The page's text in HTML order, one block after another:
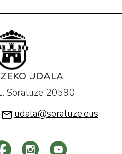
UDALA
Soraluze 20590
udala@soraluze.eus